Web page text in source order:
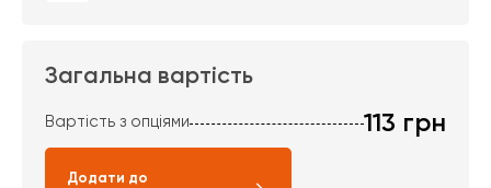
Загальна вартість
Вартість з опціями 113 грн
Додати до